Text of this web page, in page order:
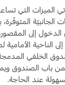
الميزات التي
الجانبيّة
إلى
الناحية
الخلفي المدمجة
باب الصندوق
عند الحاجة.